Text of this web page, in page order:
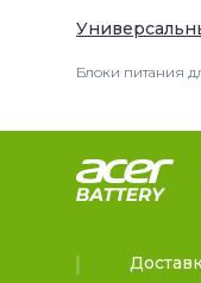
Блоки питания